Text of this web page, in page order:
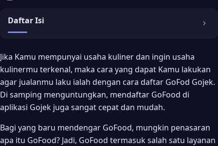
Daftar Isi
Keunggulan Memakai Layanan GoFood Bagi Pengguna
1. GoFood Mampu Menjangkau Hingga 74 Kota
2. Ada Banyak Pilihan Merchant
3. Turut Mengembangkan Perekonomian Indonesia
1. Cloud Kitchen
Jika Kamu mempunyai usaha kuliner dan ingin usaha
kulinermu terkenal, maka cara yang dapat Kamu lakukan
agar jualanmu laku ialah dengan cara daftar GoFod Gojek.
Di samping menguntungkan, mendaftar GoFood di
aplikasi Gojek juga sangat cepat dan mudah.
Bagi yang baru mendengar GoFood, mungkin penasaran
apa itu GoFood? Jadi, GoFood termasuk salah satu layanan